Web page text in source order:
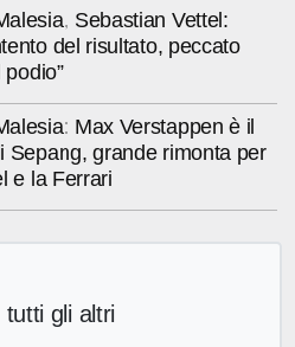
Sebastian Vettel:
del risultato, peccato
podio”
Max Verstappen è il
Sepang, grande rimonta per
e la Ferrari
gli altri